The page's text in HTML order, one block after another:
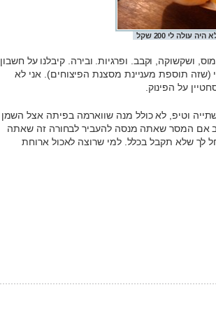
ושקשוקה, וקבב. ופרגיות. ובירה. קיבלנו על חשבון
תוספת מעניינת מסצנת הפיצוחים). אני לא
על הפינוק.
עם חשבון של יותר מ-200 שקל כולל שתייה וטיפ, לא כולל מנה שווארמה בפיתה אצל השמן
אם המסר שאתה מנסה להעביר לבחורה זה שאתה
שלא תקבל בכלל. למי שרוצה לאכול ארוחת